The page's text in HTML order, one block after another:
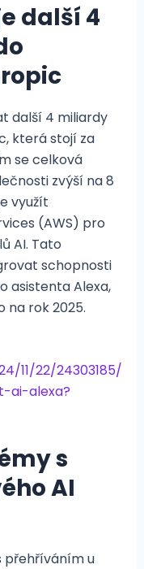
další 4
další 4 miliardy
která stojí za
se celková
zvýší na 8
využít
(AWS) pro
AI. Tato
schopnosti
asistenta Alexa,
na rok 2025.
11/22/24303185/
ai-alexa?
s
AI
přehříváním u